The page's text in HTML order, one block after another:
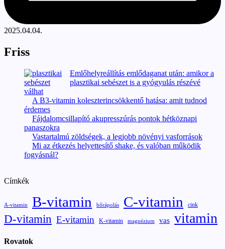
2025.04.04.
Friss
Emlőhelyreállítás emlődaganat után: amikor a
plasztikai sebészet is a gyógyulás részévé
válhat
A B3-vitamin koleszterincsökkentő hatása: amit tudnod
érdemes
Fájdalomcsillapító akupresszúrás pontok hétköznapi
panaszokra
Vastartalmú zöldségek, a legjobb növényi vasforrások
Mi az étkezés helyettesítő shake, és valóban működik
fogyásnál?
Címkék
A-vitamin B-vitamin bőrápolás C-vitamin cink
D-vitamin E-vitamin K-vitamin magnézium vas vitamin
Rovatok